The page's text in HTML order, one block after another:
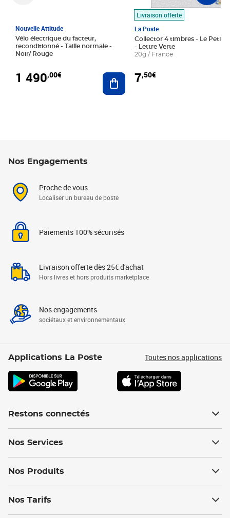
Nouvelle Attitude
Vélo électrique du facteur,
reconditionné - Taille normale -
Noir/ Rouge
1 490,00€ Ajouter au panier
Livraison offerte
La Poste
Collector 4 timbres - Le Petit
- Lettre Verte
20g / France
7,50€
Nos Engagements
Proche de vous
Localiser un bureau de poste
Paiements 100% sécurisés
Livraison offerte dès 25€ d'achat
Hors livres et hors produits marketplace
Nos engagements
sociétaux et environnementaux
Applications La Poste Toutes nos applications
Restons connectés
Nos Services
Nos Produits
Nos Tarifs